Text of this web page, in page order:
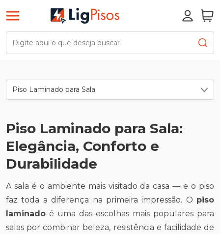
Piso Laminado para Sala
Piso Laminado para Sala:
Elegância, Conforto e
Durabilidade
A sala é o ambiente mais visitado da casa — e o piso
faz toda a diferença na primeira impressão. O piso
laminado é uma das escolhas mais populares para
salas por combinar beleza, resistência e facilidade de